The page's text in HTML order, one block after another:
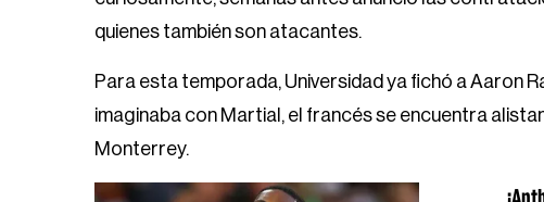
quienes también son atacantes.
Para esta temporada, Universidad ya fichó a Aaron
imaginaba con Martial, el francés se encuentra
Monterrey.